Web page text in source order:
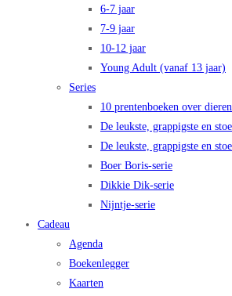
6-7 jaar
7-9 jaar
10-12 jaar
Young Adult (vanaf 13 jaar)
Series
10 prentenboeken over dieren
De leukste, grappigste en
De leukste, grappigste en
Boer Boris-serie
Dikkie Dik-serie
Nijntje-serie
Cadeau
Agenda
Boekenlegger
Kaarten